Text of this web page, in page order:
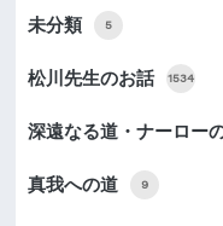
未分類 5
松川先生のお話 1534
深遠なる道・ナーロー
真我への道 9